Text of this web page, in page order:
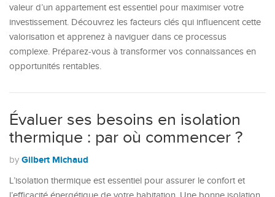
valeur d’un appartement est essentiel pour maximiser votre
investissement. Découvrez les facteurs clés qui influencent cette
valorisation et apprenez à naviguer dans ce processus
complexe. Préparez-vous à transformer vos connaissances en
opportunités rentables.
Évaluer ses besoins en isolation
thermique : par où commencer ?
by Gilbert Michaud
L’isolation thermique est essentiel pour assurer le confort et